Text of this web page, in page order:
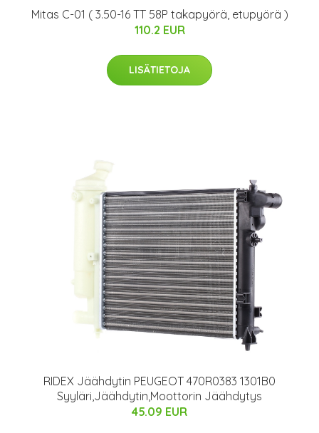
Mitas C-01 ( 3.50-16 TT 58P takapyörä, etupyörä )
110.2 EUR
LISÄTIETOJA
RIDEX Jäähdytin PEUGEOT 470R0383 1301B0
Syyläri,Jäähdytin,Moottorin Jäähdytys
45.09 EUR